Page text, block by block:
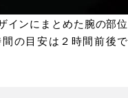
インにまとめた腕の部位
の目安は２時間前後で